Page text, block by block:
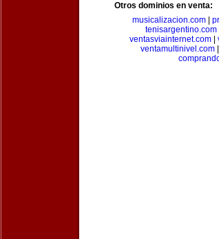
Otros dominios en venta:
musicalizacion.com|
tenisargentino.com
ventasviainternet.com
ventamultinivel.com|